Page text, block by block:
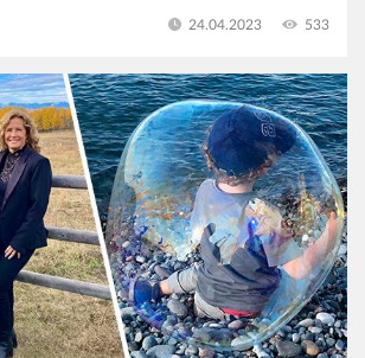
24.04.2023 533